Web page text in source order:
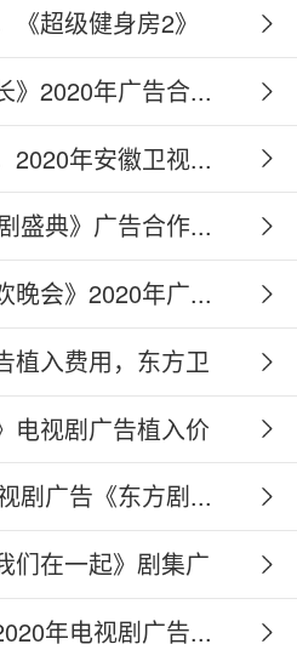
超级健身房2》
》2020年广告合...
2020年安徽卫视...
盛典》广告合作...
晚会》2020年广...
植入费用，东方卫
电视剧广告植入价
剧广告《东方剧...
们在一起》剧集广
年电视剧广告...